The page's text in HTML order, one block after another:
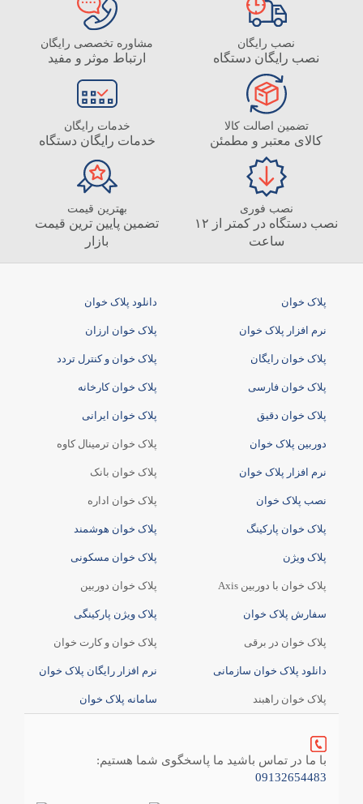
نصب رایگان
نصب رایگان دستگاه
مشاوره تخصصی رایگان
ارتباط موثر و مفید
تضمین اصالت کالا
کالای معتبر و مطمئن
خدمات رایگان
خدمات رایگان دستگاه
نصب فوری
نصب دستگاه در کمتر از ۱۲
ساعت
بهترین قیمت
تضمین پایین ترین قیمت
بازار
پلاک خوان
نرم افزار پلاک خوان
پلاک خوان رایگان
پلاک خوان فارسی
پلاک خوان دقیق
دانلود پلاک خوان
پلاک خوان ارزان
پلاک خوان و کنترل تردد
پلاک خوان کارخانه
پلاک خوان ایرانی
دوربین پلاک خوان
نرم افزار پلاک خوان
نصب پلاک خوان
پلاک خوان پارکینگ
پلاک ویژن
پلاک خوان ترمینال کاوه
پلاک خوان بانک
پلاک خوان اداره
پلاک خوان هوشمند
پلاک خوان مسکونی
پلاک خوان با دوربین Axis
سفارش پلاک خوان
پلاک خوان در برقی
دانلود پلاک خوان سازمانی
پلاک خوان راهبند
پلاک خوان دوربین
پلاک ویژن پارکینگی
پلاک خوان و کارت خوان
نرم افزار رایگان پلاک خوان
سامانه پلاک خوان
با ما در تماس باشید ما پاسخگوی شما هستیم:
09132654483